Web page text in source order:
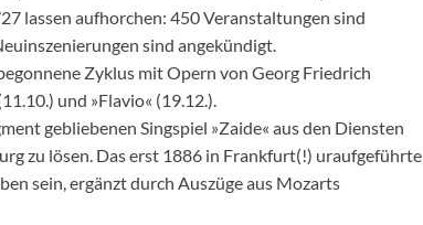
lassen aufhorchen: 450 Veranstaltungen sind
sind angekündigt.
Zyklus mit Opern von Georg Friedrich
und »Flavio« (19.12.).
gebliebenen Singspiel »Zaide« aus den Diensten
zu lösen. Das erst 1886 in Frankfurt(!) uraufgeführte
sein, ergänzt durch Auszüge aus Mozarts